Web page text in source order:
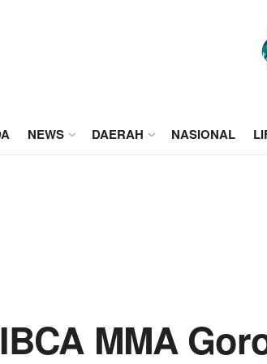
NEWS DAERAH NASIONAL
MMA